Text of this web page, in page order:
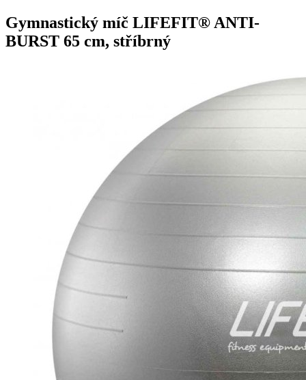
Gymnastický míč LIFEFIT® ANTI-
BURST 65 cm, stříbrný